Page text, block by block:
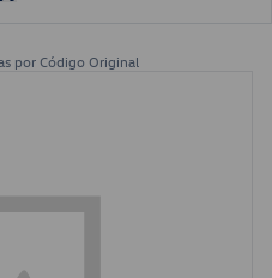
por Código Original